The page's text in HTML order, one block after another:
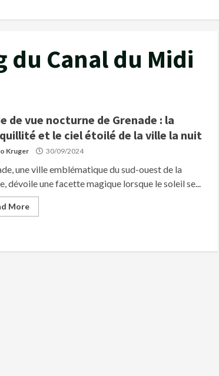
du Canal du Midi
de vue nocturne de Grenade : la
et le ciel étoilé de la ville la nuit
Kruger 30/09/2024
une ville emblématique du sud-ouest de la
dévoile une facette magique lorsque le soleil se...
More